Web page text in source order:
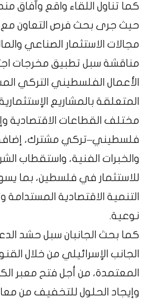
كما تناول اللقاء واقع وآفاق
حيث جرى بحث فرص التعاون مع
مجالات الاستثمار الصناعي
مناقشة سبل تطبيق مخرجات
الأعمال الفلسطيني التركي
المتعلقة بالمشاريع
مختلف القطاعات الاقتصادية
فلسطيني–تركي مشترك،
والخبرات الفنية، واستقطاب
للاستثمار في فلسطين، بما
التنمية الاقتصادية
نوعية.
كما بحث الجانبان سبل حشد
الجانب الإسرائيلي من خلال
المعتمدة، من أجل فتح معبر
وإيجاد الحلول للتخفيف من